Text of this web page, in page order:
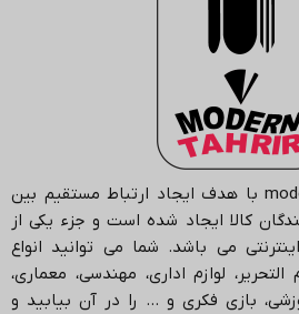
با هدف ایجاد ارتباط مستقیم بین
کالا ایجاد شده است و جزء یکی از
می باشد. شما می توانید انواع
لوازم اداری، مهندسی، معماری،
بازی فکری و … را در آن بیابید و